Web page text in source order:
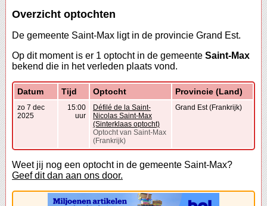
Overzicht optochten
De gemeente Saint-Max ligt in de provincie Grand Est.
Op dit moment is er 1 optocht in de gemeente Saint-Max
bekend die in het verleden plaats vond.
Datum Tijd Optocht Provincie (Land)
zo 7 dec
2025
15:00
uur
Défilé de la Saint-
Nicolas Saint-Max
(Sinterklaas optocht)
Optocht van Saint-Max
(Frankrijk)
Grand Est (Frankrijk)
Weet jij nog een optocht in de gemeente Saint-Max?
Geef dit dan aan ons door.